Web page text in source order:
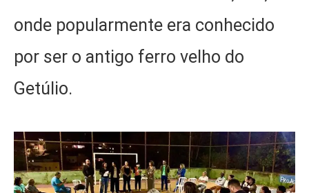
onde popularmente era conhecido
por ser o antigo ferro velho do
Getúlio.